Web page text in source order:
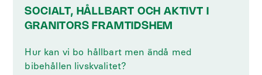
SOCIALT, HÅLLBART OCH AKTIVT I
GRANITORS FRAMTIDSHEM
Hur kan vi bo hållbart men ändå med
bibehållen livskvalitet?